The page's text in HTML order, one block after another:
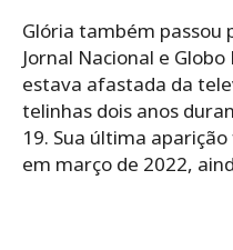
Glória também passou
Jornal Nacional e
estava afastada da
telinhas dois anos
19. Sua última
em março de 2022,